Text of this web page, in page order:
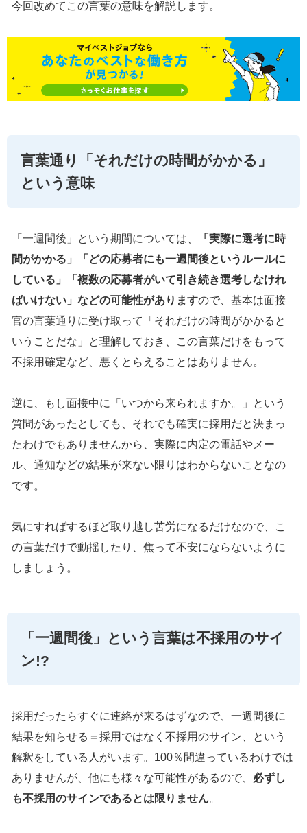
今回改めてこの言葉の意味を解説します。
言葉通り「それだけの時間がかかる」
という意味
「一週間後」という期間については、
「実際に選考に時
間がかかる」「どの応募者にも一週間後というルールに
している」「複数の応募者がいて引き続き選考しなけれ
ばいけない」などの可能性がありますので、基本は面接
官の言葉通りに受け取って「それだけの時間がかかると
いうことだな」と理解しておき、この言葉だけをもって
不採用確定など、悪くとらえることはありません。
逆に、もし面接中に「いつから来られますか。」という
質問があったとしても、それでも確実に採用だと決まっ
たわけでもありませんから、実際に内定の電話やメー
ル、通知などの結果が来ない限りはわからないことなの
です。
気にすればするほど取り越し苦労になるだけなので、こ
の言葉だけで動揺したり、焦って不安にならないように
しましょう。
「一週間後」という言葉は不採用のサイ
ン!?
採用だったらすぐに連絡が来るはずなので、一週間後に
結果を知らせる＝採用ではなく不採用のサイン、という
解釈をしている人がいます。100％間違っているわけでは
ありませんが、他にも様々な可能性があるので、 必ずし
も不採用のサインであるとは限りません。